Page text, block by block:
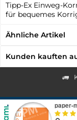
Tipp-Ex Einweg-
für bequemes
Ähnliche Artikel
Kunden kauften